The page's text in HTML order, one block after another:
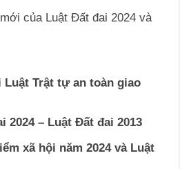
Trật tự an toàn giao
2024 – Luật Đất đai 2013
xã hội năm 2024 và Luật